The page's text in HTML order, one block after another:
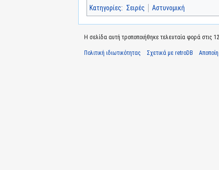
Κατηγορίες: Σειρές Αστυνομική
Η σελίδα αυτή τροποποιήθηκε τελευταία φορά στις
Πολιτική ιδιωτικότητας Σχετικά με retroDB